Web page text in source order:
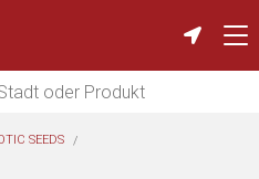
SEEDS